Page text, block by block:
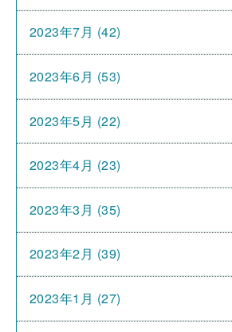
2023年7月 (42)
2023年6月 (53)
2023年5月 (22)
2023年4月 (23)
2023年3月 (35)
2023年2月 (39)
2023年1月 (27)